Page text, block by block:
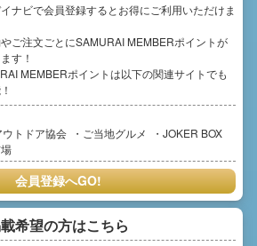
イナビで会員登録するとお得にご利用いただけま
やご注文ごとにSAMURAI MEMBERポイントが
す！
MEMBERポイントは以下の関連サイトでも
ウトドア協会 ご当地グルメ
JOKER BOX
会員登録へGO!
希望の方はこちら